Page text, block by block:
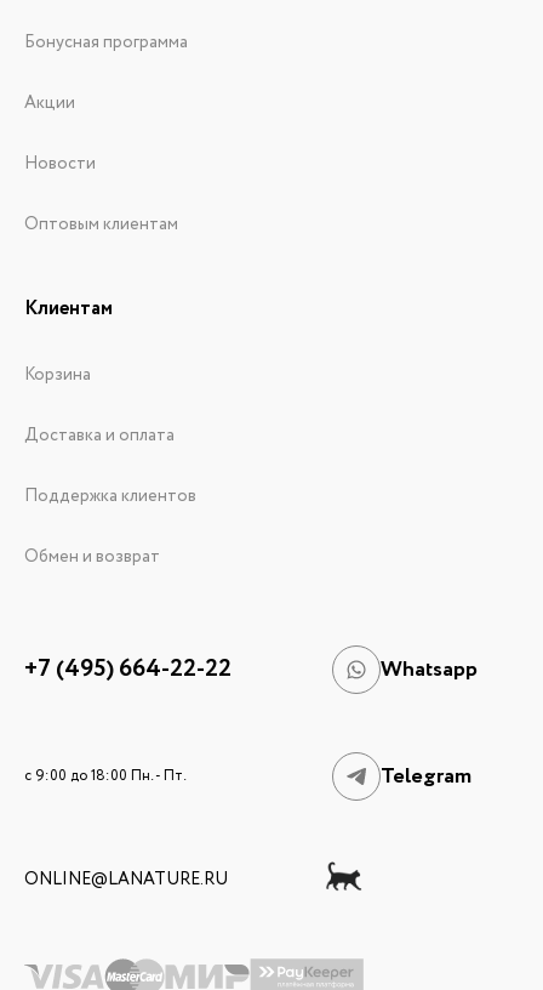
Бонусная программа
Акции
Новости
Оптовым клиентам
Клиентам
Корзина
Доставка и оплата
Поддержка клиентов
Обмен и возврат
+7 (495) 664-22-22 Whatsapp
c 9:00 до 18:00 Пн. - Пт. Telegram
ONLINE@LANATURE.RU